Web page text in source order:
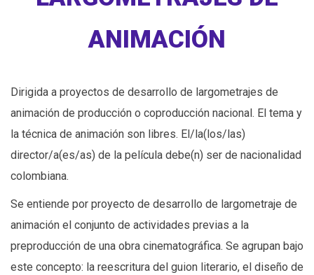
ANIMACIÓN
Dirigida a proyectos de desarrollo de largometrajes de
animación de producción o coproducción nacional. El tema y
la técnica de animación son libres. El/la(los/las)
director/a(es/as) de la película debe(n) ser de nacionalidad
colombiana.
Se entiende por proyecto de desarrollo de largometraje de
animación el conjunto de actividades previas a la
preproducción de una obra cinematográfica. Se agrupan bajo
este concepto: la reescritura del guion literario, el diseño de